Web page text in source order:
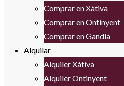
Comprar en Xàtiva
Comprar en Ontinyent
Comprar en Gandía
Alquilar
Alquiler Xàtiva
Alquiler Ontinyent